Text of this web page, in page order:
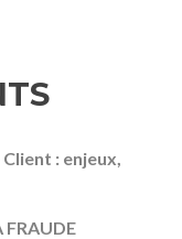
: enjeux,